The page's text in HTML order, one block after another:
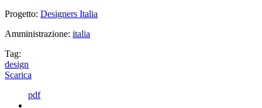
Progetto: Designers Italia
Amministrazione: italia
Tag:
design
Scarica
pdf